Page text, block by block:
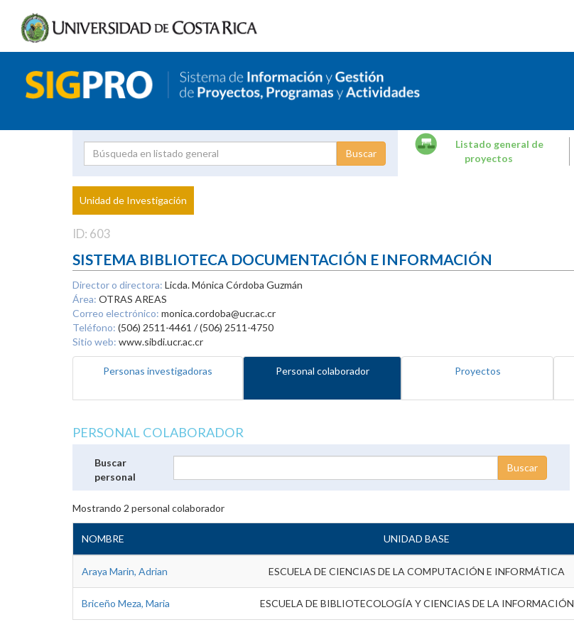
Proyecto
Investigador
Listado general de
proyectos
Unidad de Investigación
ID: 603
SISTEMA BIBLIOTECA DOCUMENTACIÓN E INFORMACIÓN
Director o directora: Licda. Mónica Córdoba Guzmán
Área: OTRAS AREAS
Correo electrónico: monica.cordoba@ucr.ac.cr
Teléfono: (506) 2511-4461 / (506) 2511-4750
Sitio web: www.sibdi.ucr.ac.cr
Personas investigadoras Personal colaborador Proyectos
PERSONAL COLABORADOR
Buscar
personal
Mostrando 2 personal colaborador
NOMBRE UNIDAD BASE
Araya Marin, Adrian ESCUELA DE CIENCIAS DE LA COMPUTACIÓN E INFORMÁTICA
Briceño Meza, Maria ESCUELA DE BIBLIOTECOLOGÍA Y CIENCIAS DE LA INFORMACIÓN